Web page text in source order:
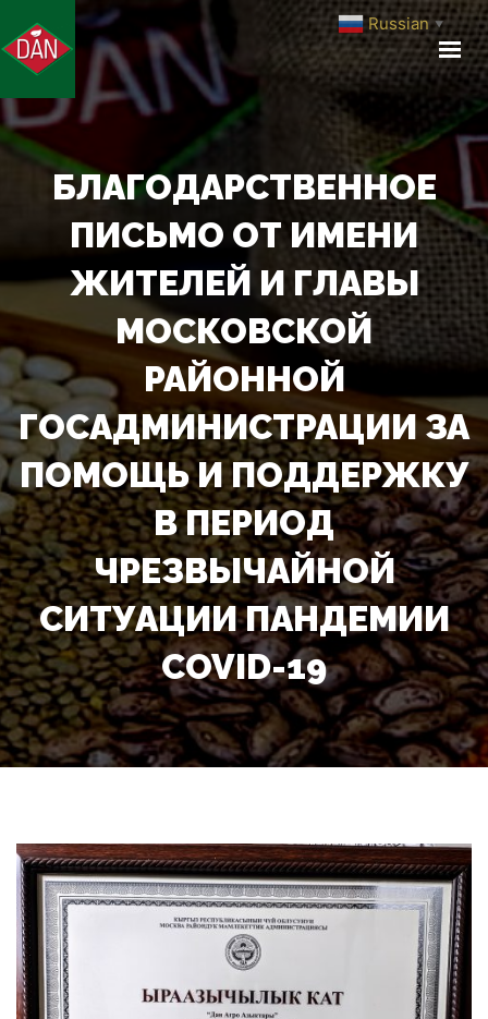
ГЛАВНАЯ
ПРОИЗВОДСТВО
ПРОДУКЦИЯ
МЕДИА ЦЕНТР
КОНТАКТЫ
БЛАГОДАРСТВЕННОЕ
ПИСЬМО ОТ ИМЕНИ
ЖИТЕЛЕЙ И ГЛАВЫ
МОСКОВСКОЙ
РАЙОННОЙ
ГОСАДМИНИСТРАЦИИ ЗА
ПОМОЩЬ И ПОДДЕРЖКУ
В ПЕРИОД
ЧРЕЗВЫЧАЙНОЙ
СИТУАЦИИ ПАНДЕМИИ
COVID-19
Russian ▼